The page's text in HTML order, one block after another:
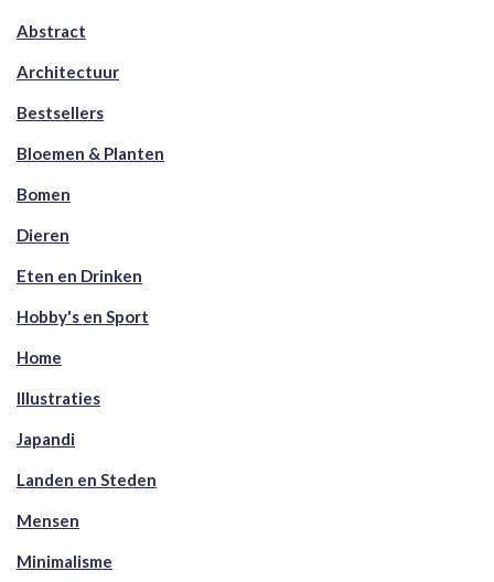
Abstract
Architectuur
Bestsellers
Bloemen & Planten
Bomen
Dieren
Eten en Drinken
Hobby's en Sport
Home
Illustraties
Japandi
Landen en Steden
Mensen
Minimalisme